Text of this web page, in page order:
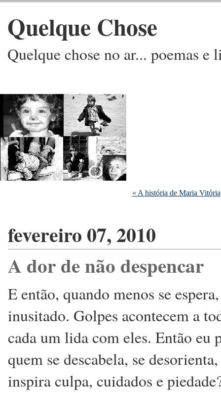
Quelque Chose
Quelque chose no ar... poemas e
« A história de Maria Vitória
fevereiro 07, 2010
A dor de não despencar
E então, quando menos se
inusitado. Golpes acontecem a
cada um lida com eles. Então eu
quem se descabela, se
inspira culpa, cuidados e